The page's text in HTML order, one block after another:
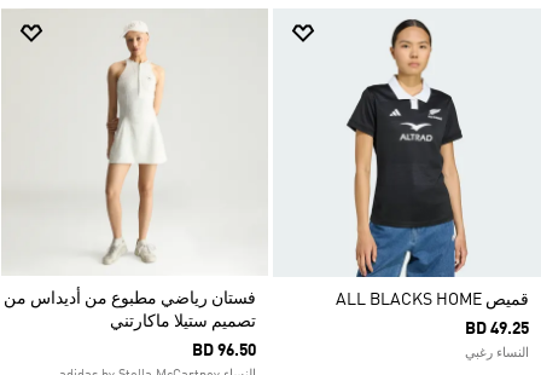
قميص ALL BLACKS HOME
BD 49.25
النساء رغبي
فستان رياضي مطبوع من أديداس من
تصميم ستيلا ماكارتني
BD 96.50